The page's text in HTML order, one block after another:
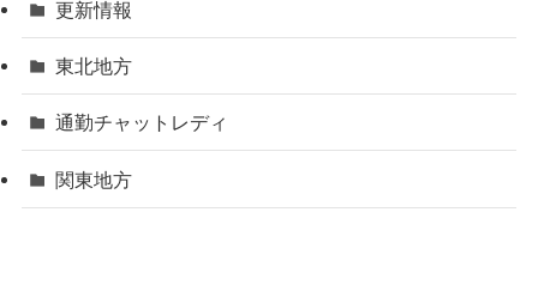
更新情報
東北地方
通勤チャットレディ
関東地方